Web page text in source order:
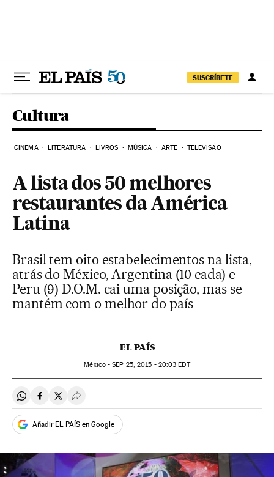
SUSCRÍBETE
Cultura
CINEMA LITERATURA LIVROS MÚSICA ARTE TELEVISÃO
A lista dos 50 melhores
restaurantes da América
Latina
Brasil tem oito estabelecimentos na lista,
atrás do México, Argentina (10 cada) e
Peru (9) D.O.M. cai uma posição, mas se
mantém com o melhor do país
EL PAÍS
México -SEP 25, 2015 - 20:03 EDT
Compartir en Whatsapp
Compartir en Facebook
Compartir en Twitter
Desplegar Redes Sociales
Añadir EL PAÍS en Google